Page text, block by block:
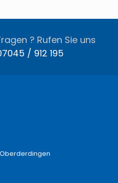
? Rufen Sie uns
/ 912 195